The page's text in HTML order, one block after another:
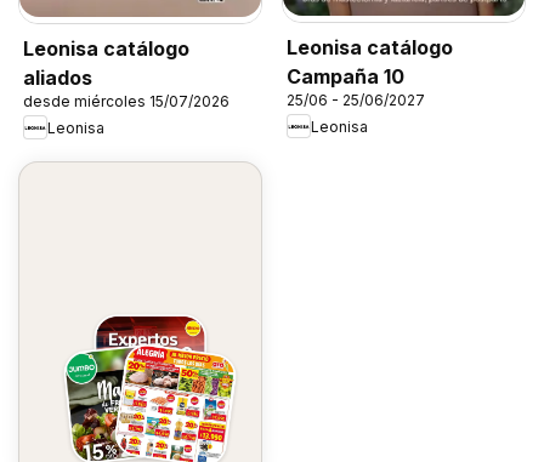
Leonisa catálogo
aliados
desde miércoles 15/07/2026
Leonisa
Leonisa catálogo
Campaña 10
25/06 - 25/06/2027
Leonisa